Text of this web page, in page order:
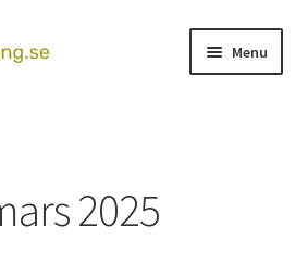
Menu
2025